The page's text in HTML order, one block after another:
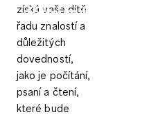
dětmi zvládnout
získá vaše dítě
řadu znalostí a
důležitých
dovedností,
jako je počítání,
psaní a čtení,
které bude